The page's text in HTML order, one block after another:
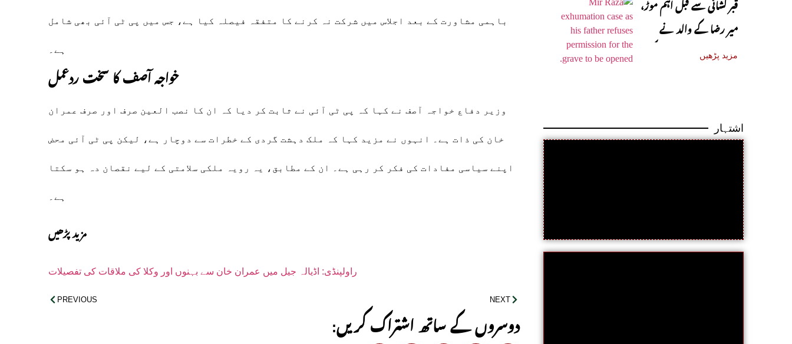
باہمی مشاورت کے بعد اجلاس میں شرکت نہ کرنے کا متفقہ فیصلہ کیا ہے، جس میں پی ٹی آئی بھی شامل
ہے۔
خواجہ آصف کا سخت ردعمل
وزیر دفاع خواجہ آصف نے کہا کہ پی ٹی آئی نے ثابت کر دیا کہ ان کا نصب العین صرف اور صرف عمران
خان کی ذات ہے۔ انہوں نے مزید کہا کہ ملک دہشت گردی کے خطرات سے دوچار ہے، لیکن پی ٹی آئی محض
اپنے سیاسی مفادات کی فکر کر رہی ہے۔ ان کے مطابق، یہ رویہ ملکی سلامتی کے لیے نقصان دہ ہو سکتا
ہے۔
مزید پڑھیں
راولپنڈی: اڈیالہ جیل میں عمران خان سے بہنوں اور وکلا کی ملاقات کی تفصیلات
PREVIOUS NEXT
:دوسروں کے ساتھ اشتراک کریں
قبر کشائی سے قبل اہم موڑ،
میر رضا کے والد نے
اجازت دینے سے انکار کر دیا
مزید پڑھیں
اشتہار